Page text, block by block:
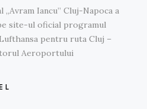
Iancu” Cluj-Napoca a
site-ul oficial programul
pentru ruta Cluj –
Aeroportului
L